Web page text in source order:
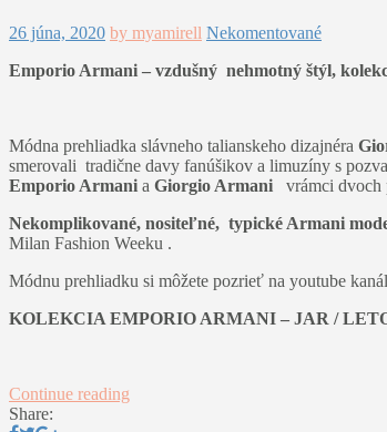
26 júna, 2020 by myamirell Nekomentované
Emporio Armani – vzdušný nehmotný štýl,
Módna prehliadka slávneho talianskeho dizajnéra
smerovali tradične davy fanúšikov a limuzíny s
Emporio Armani a Giorgio Armani vrámci dvoch
Nekomplikované, nositeľné, typické Armani
Milan Fashion Weeku .
Módnu prehliadku si môžete pozrieť na youtube
KOLEKCIA EMPORIO ARMANI – JAR /
Continue reading
Share: